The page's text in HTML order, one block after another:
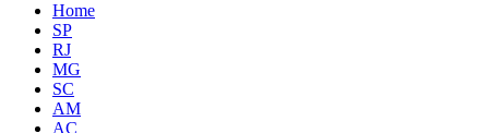
Home
SP
RJ
MG
SC
AM
AC